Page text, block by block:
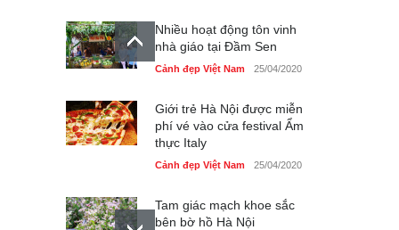
Nhiều hoạt động tôn vinh
nhà giáo tại Đầm Sen
Cảnh đẹp Việt Nam 25/04/2020
Giới trẻ Hà Nội được miễn
phí vé vào cửa festival Ẩm
thực Italy
Cảnh đẹp Việt Nam 25/04/2020
Tam giác mạch khoe sắc
bên bờ hồ Hà Nội